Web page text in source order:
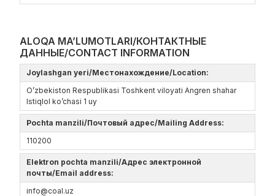
ALOQA MA’LUMOTLARI/КОНТАКТНЫЕ
ДАННЫЕ/CONTACT INFORMATION
Joylashgan yeri/Местонахождение/Location:
O’zbekiston Respublikasi Toshkent viloyati Angren shahar
Istiqlol ko’chasi 1 uy
Pochta manzili/Почтовый адрес/Mailing Address:
110200
Elektron pochta manzili/Адрес электронной
почты/Email address:
info@coal.uz